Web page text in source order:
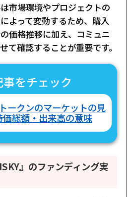
市場環境やプロジェクトの
よって変動するため、購入
価格推移に加え、コミュニ
て確認することが重要です。
をチェック
ークンのマーケットの見
総額・出来高の意味
』のファンディング実